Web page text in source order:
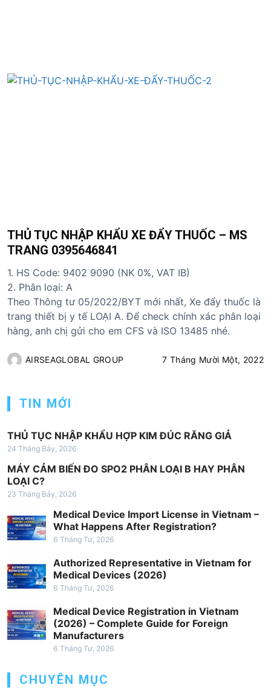
THỦ TỤC NHẬP KHẨU XE ĐẨY THUỐC – MS
TRANG 0395646841
1. HS Code: 9402 9090 (NK 0%, VAT IB)
2. Phân loại: A
Theo Thông tư 05/2022/BYT mới nhất, Xe đẩy thuốc là
trang thiết bị y tế LOẠI A. Để check chính xác phân loại
hàng, anh chị gửi cho em CFS và ISO 13485 nhé.
AIRSEAGLOBAL GROUP 7 Tháng Mười Một, 2022
TIN MỚI
THỦ TỤC NHẬP KHẨU HỢP KIM ĐÚC RĂNG GIẢ
24 Tháng Bảy, 2026
MÁY CẢM BIẾN ĐO SPO2 PHÂN LOẠI B HAY PHÂN
LOẠI C?
23 Tháng Bảy, 2026
Medical Device Import License in Vietnam –
What Happens After Registration?
6 Tháng Tư, 2026
Authorized Representative in Vietnam for
Medical Devices (2026)
6 Tháng Tư, 2026
Medical Device Registration in Vietnam
(2026) – Complete Guide for Foreign
Manufacturers
6 Tháng Tư, 2026
CHUYÊN MỤC